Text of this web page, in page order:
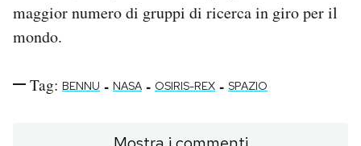
maggior numero di gruppi di ricerca in giro per il
mondo.
Tag: BENNU - NASA - OSIRIS-REX - SPAZIO